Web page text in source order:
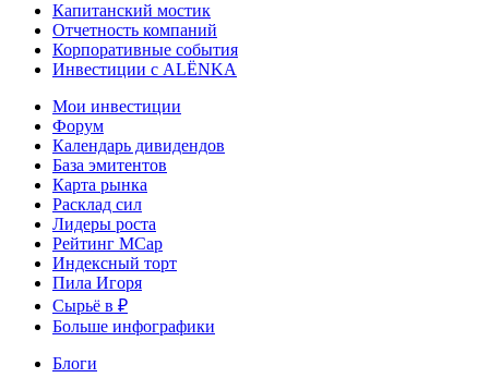
Капитанский мостик
Отчетность компаний
Корпоративные события
Инвестиции с ALЁNKA
Мои инвестиции
Форум
Календарь дивидендов
База эмитентов
Карта рынка
Расклад сил
Лидеры роста
Рейтинг MCap
Индексный торт
Пила Игоря
Сырьё в ₽
Больше инфографики
Блоги